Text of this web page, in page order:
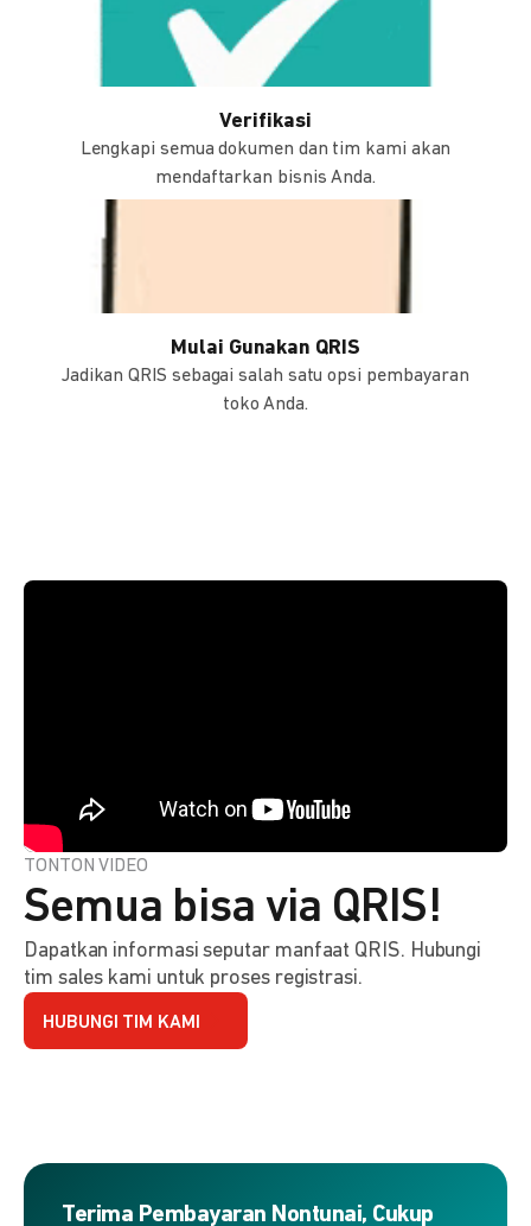
Verifikasi
Lengkapi semua dokumen dan tim kami akan
mendaftarkan bisnis Anda.
Mulai Gunakan QRIS
Jadikan QRIS sebagai salah satu opsi pembayaran
toko Anda.
TONTON VIDEO
Semua bisa via QRIS!
Dapatkan informasi seputar manfaat QRIS. Hubungi
tim sales kami untuk proses registrasi.
HUBUNGI TIM KAMI
Terima Pembayaran Nontunai, Cukup